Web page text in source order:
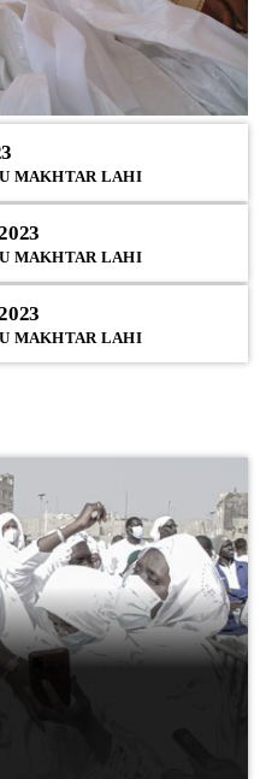
MAKHTAR LAHI
MAKHTAR LAHI
MAKHTAR LAHI